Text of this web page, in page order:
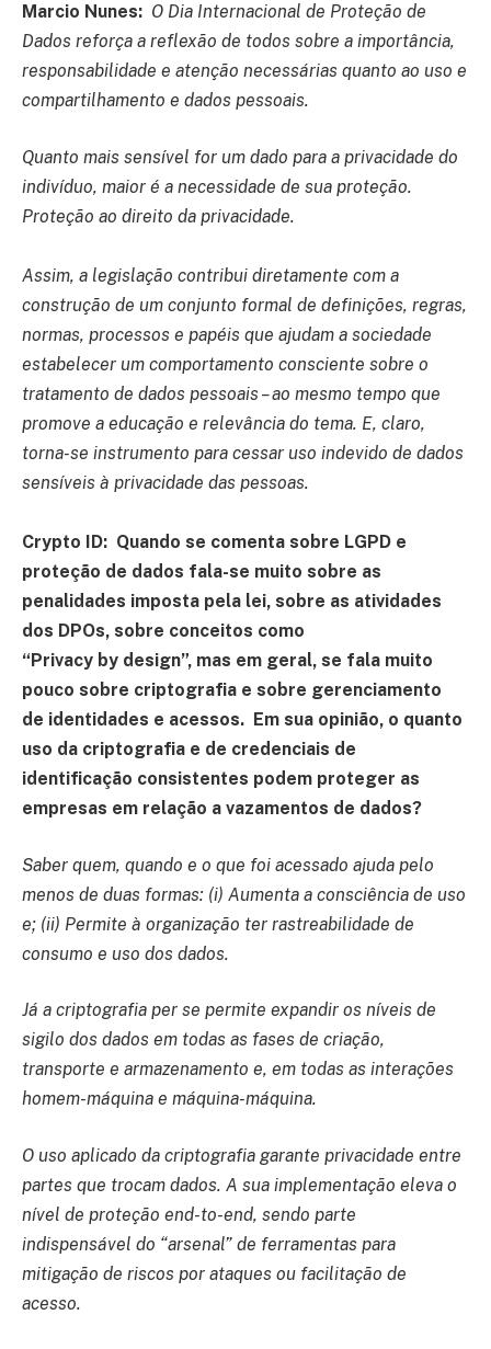
Marcio Nunes: O Dia Internacional de Proteção de
Dados reforça a reflexão de todos sobre a importância,
responsabilidade e atenção necessárias quanto ao uso e
compartilhamento e dados pessoais.
Quanto mais sensível for um dado para a privacidade do
indivíduo, maior é a necessidade de sua proteção.
Proteção ao direito da privacidade.
Assim, a legislação contribui diretamente com a
construção de um conjunto formal de definições, regras,
normas, processos e papéis que ajudam a sociedade
estabelecer um comportamento consciente sobre o
tratamento de dados pessoais – ao mesmo tempo que
promove a educação e relevância do tema. E, claro,
torna-se instrumento para cessar uso indevido de dados
sensíveis à privacidade das pessoas.
Crypto ID: Quando se comenta sobre LGPD e
proteção de dados fala-se muito sobre as
penalidades imposta pela lei, sobre as atividades
dos DPOs, sobre conceitos como
“Privacy by design”, mas em geral, se fala muito
pouco sobre criptografia e sobre gerenciamento
de identidades e acessos. Em sua opinião, o quanto
uso da criptografia e de credenciais de
identificação consistentes podem proteger as
empresas em relação a vazamentos de dados?
Saber quem, quando e o que foi acessado ajuda pelo
menos de duas formas: (i) Aumenta a consciência de uso
e; (ii) Permite à organização ter rastreabilidade de
consumo e uso dos dados.
Já a criptografia per se permite expandir os níveis de
sigilo dos dados em todas as fases de criação,
transporte e armazenamento e, em todas as interações
homem-máquina e máquina-máquina.
O uso aplicado da criptografia garante privacidade entre
partes que trocam dados. A sua implementação eleva o
nível de proteção end-to-end, sendo parte
indispensável do “arsenal” de ferramentas para
mitigação de riscos por ataques ou facilitação de
acesso.